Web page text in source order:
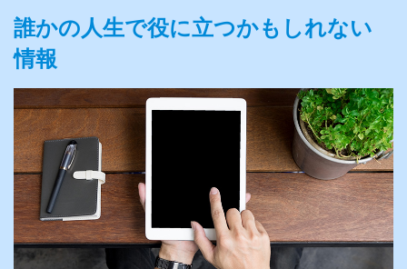
誰かの人生で役に立つかもしれない
情報